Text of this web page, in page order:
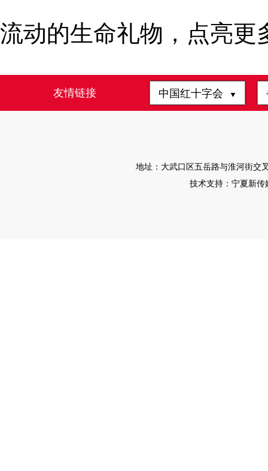
流动的生命礼物，点亮更
友情链接 中国红十字会 ▼
地址：大武口区五岳路与淮河街
技术支持：宁夏新传